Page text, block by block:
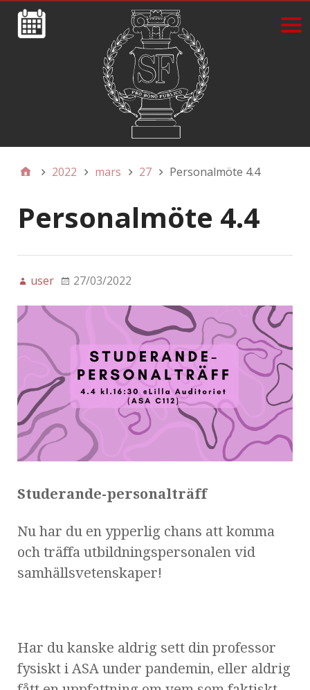
2022 mars 27 Personalmöte 4.4
Personalmöte 4.4
user 27/03/2022
Studerande-personalträff
Nu har du en ypperlig chans att komma
och träffa utbildningspersonalen vid
samhällsvetenskaper!
Har du kanske aldrig sett din professor
fysiskt i ASA under pandemin, eller aldrig